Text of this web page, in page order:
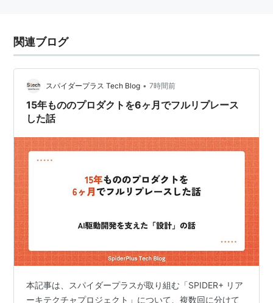
関連ブログ
スパイダープラス Tech Blog • 7時間前
15年もののプロダクトを6ヶ月でフルリプレース
した話
本記事は、スパイダープラスが取り組む「SPIDER+ リア
ーキテクチャプロジェクト」について、複数回に分けて